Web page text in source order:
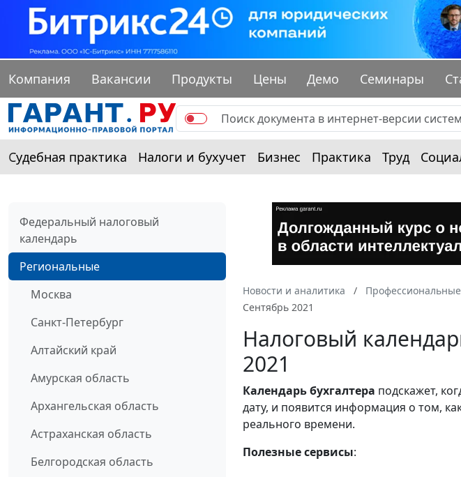
Компания Вакансии Продукты Цены Демо Семинары
Судебная практика Налоги и бухучет Бизнес Практика Труд
Федеральный налоговый
календарь
Региональные
Москва
Санкт-Петербург
Алтайский край
Амурская область
Архангельская область
Астраханская область
Белгородская область
Новости и аналитика
Сентябрь 2021
Налоговый
2021
Календарьбухгалтера подскажет,
дату, и появится информация о том,
реального времени.
Полезные сервисы: